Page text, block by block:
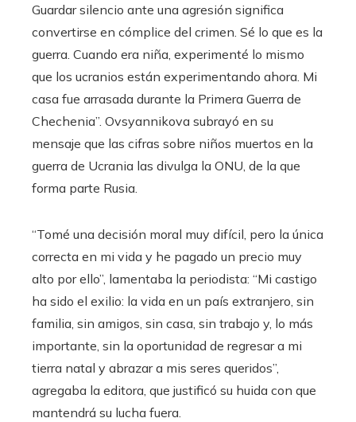
Guardar silencio ante una agresión significa
convertirse en cómplice del crimen. Sé lo que es la
guerra. Cuando era niña, experimenté lo mismo
que los ucranios están experimentando ahora. Mi
casa fue arrasada durante la Primera Guerra de
Chechenia”. Ovsyannikova subrayó en su
mensaje que las cifras sobre niños muertos en la
guerra de Ucrania las divulga la ONU, de la que
forma parte Rusia.
“Tomé una decisión moral muy difícil, pero la única
correcta en mi vida y he pagado un precio muy
alto por ello”, lamentaba la periodista: “Mi castigo
ha sido el exilio: la vida en un país extranjero, sin
familia, sin amigos, sin casa, sin trabajo y, lo más
importante, sin la oportunidad de regresar a mi
tierra natal y abrazar a mis seres queridos”,
agregaba la editora, que justificó su huida con que
mantendrá su lucha fuera.